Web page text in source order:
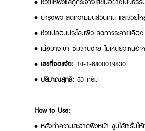
• ช่วยให้ผิวแลดูกระจ่างใสขึ้นอย่างเป็นธรร
• บำรุงผิว ลดความมันส่วนเกิน และช่วยให้
• ช่วยปลอบประโลมผิว ลดการระคายเคือง
• เนื้อบางเบา ซึมซาบง่าย ไม่เหนียวเหนอะ
• เลขที่จดแจ้ง: 10-1-6800019830
• ปริมาณสุทธิ: 50 กรัม
How to Use:
• หลังทำความสะอาดผิวหน้า ลูบไล้เซรั่มให้